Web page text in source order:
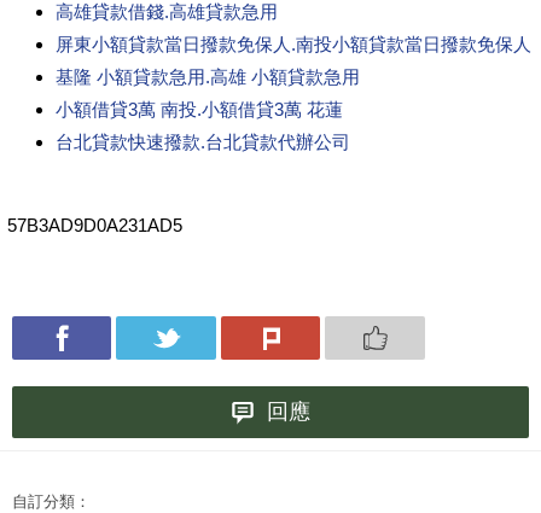
高雄貸款借錢.高雄貸款急用
屏東小額貸款當日撥款免保人.南投小額貸款當日撥款免保人
基隆 小額貸款急用.高雄 小額貸款急用
小額借貸3萬 南投.小額借貸3萬 花蓮
台北貸款快速撥款.台北貸款代辦公司
57B3AD9D0A231AD5
回應
自訂分類：